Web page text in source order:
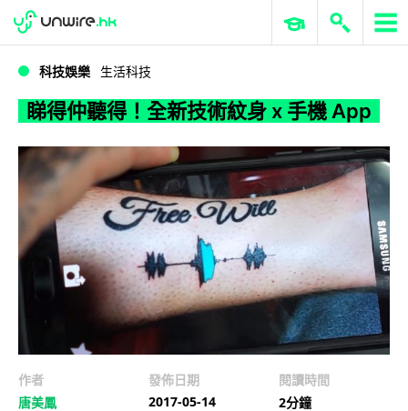
睇得仲聽得！全新技術紋身 x 手機 App
WWDC 2026 ERP 與商業 AI
科技娛樂 生活科技
睇得仲聽得！全新技術紋身 x 手機 App
作者
唐美鳳
發佈日期
2017-05-14
閱讀時間
2分鐘